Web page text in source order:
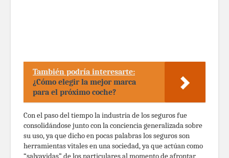
También podría interesarte:
¿Cómo elegir la mejor marca
para el próximo coche?
Con el paso del tiempo la industria de los seguros fue
consolidándose junto con la conciencia generalizada sobre
su uso, ya que dicho en pocas palabras los seguros son
herramientas vitales en una sociedad, ya que actúan como
“salvavidas” de los particulares al momento de afrontar